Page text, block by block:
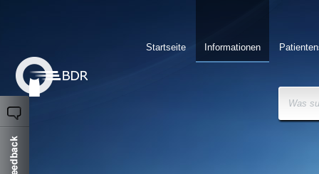
Informationen
Startseite
Was